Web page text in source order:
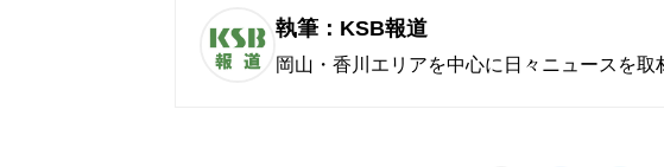
執筆：KSB報道
岡山・香川エリアを中心に日々ニュースを取